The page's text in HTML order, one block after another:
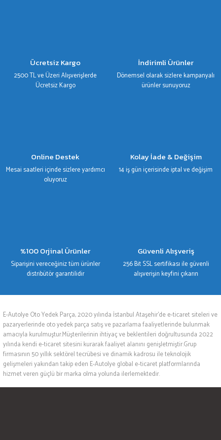
Ürün fiyatı diğer sitelerden daha pahalı.
Bu ürüne benzer farklı alternatifler olmalı.
Ücretsiz Kargo
2500 TL ve Üzeri Alışverişlerde
Ücretsiz Kargo
İndirimli Ürünler
Dönemsel olarak sizlere kampanyalı
ürünler sunuyoruz
Online Destek
Mesai saatleri içinde sizlere yardımcı
oluyoruz
Kolay İade & Değişim
14 iş gün içerisinde iptal ve değişim
%100 Orjinal Ürünler
Siparişini vereceğiniz tüm ürünler
distribütör garantilidir
Güvenli Alışveriş
256 Bit SSL sertifikası ile güvenli
alışverişin keyfini çıkarın
E-Autolye Oto Yedek Parça, 2020 yılında İstanbul Ataşehir’de e-ticaret siteleri ve
pazaryerlerinde oto yedek parça satış ve pazarlama faaliyetlerinde bulunmak
amacıyla kurulmuştur.Müşterilerinin ihtiyaç ve beklentileri doğrultusunda 2022
yılında kendi e-ticaret sitesini kurarak faaliyet alanını genişletmiştir.Grup
firmasının 50 yıllık sektörel tecrübesi ve dinamik kadrosu ile teknolojik
gelişmeleri yakından takip eden E-Autolye global e-ticaret platformlarında
hizmet veren güçlü bir marka olma yolunda ilerlemektedir.